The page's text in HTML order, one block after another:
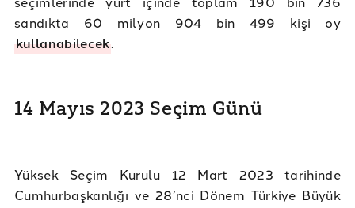
sandıkta 60 milyon 904 bin 499 kişi oy
kullanabilecek.
14 Mayıs 2023 Seçim Günü
Yüksek Seçim Kurulu 12 Mart 2023 tarihinde
Cumhurbaşkanlığı ve 28’nci Dönem Türkiye Büyük